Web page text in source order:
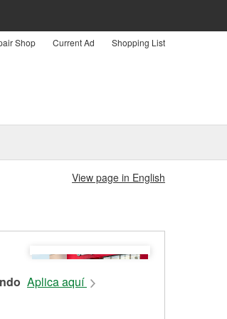
Shop Current Ad Shopping List
View page in English
Aplica aquí